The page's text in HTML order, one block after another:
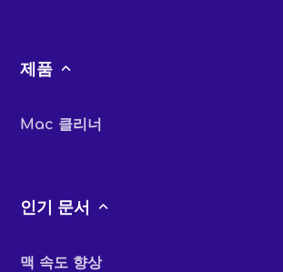
제품
Mac 클리너
인기 문서
맥 속도 향상